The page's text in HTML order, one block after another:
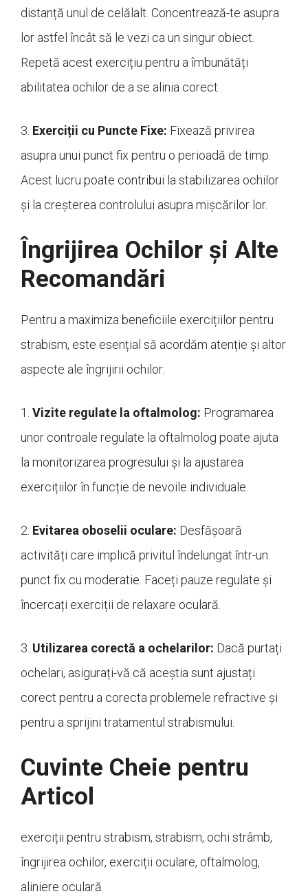
distanță unul de celălalt. Concentrează-te asupra
lor astfel încât să le vezi ca un singur obiect.
Repetă acest exercițiu pentru a îmbunătăți
abilitatea ochilor de a se alinia corect.
3. Exerciții cu Puncte Fixe: Fixează privirea
asupra unui punct fix pentru o perioadă de timp.
Acest lucru poate contribui la stabilizarea ochilor
și la creșterea controlului asupra mișcărilor lor.
Îngrijirea Ochilor și Alte
Recomandări
Pentru a maximiza beneficiile exercițiilor pentru
strabism, este esențial să acordăm atenție și altor
aspecte ale îngrijirii ochilor:
1. Vizite regulate la oftalmolog: Programarea
unor controale regulate la oftalmolog poate ajuta
la monitorizarea progresului și la ajustarea
exercițiilor în funcție de nevoile individuale.
2. Evitarea oboselii oculare: Desfășoară
activități care implică privitul îndelungat într-un
punct fix cu moderatie. Faceți pauze regulate și
încercați exerciții de relaxare oculară.
3. Utilizarea corectă a ochelarilor: Dacă purtați
ochelari, asigurați-vă că aceștia sunt ajustați
corect pentru a corecta problemele refractive și
pentru a sprijini tratamentul strabismului.
Cuvinte Cheie pentru
Articol
exerciții pentru strabism, strabism, ochi strâmb,
îngrijirea ochilor, exerciții oculare, oftalmolog,
aliniere oculară.